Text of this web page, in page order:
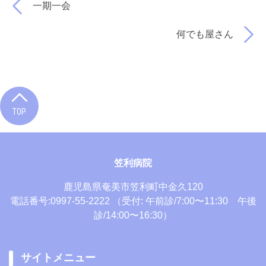
一期一会
何でも屋さん
TOP
笠利病院
鹿児島県奄美市笠利町中金久120
電話番号:0997-55-2222
（受付: 午前診/7:00〜11:30 午後
診/14:00〜16:30）
サイトメニュー